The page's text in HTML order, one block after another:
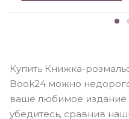
Купить Книжка-
Book24 можно
ваше любимое издание
убедитесь, сравнив